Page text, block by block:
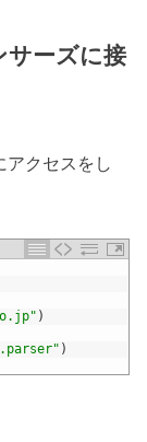
ーズに接
アクセスをし
)
)